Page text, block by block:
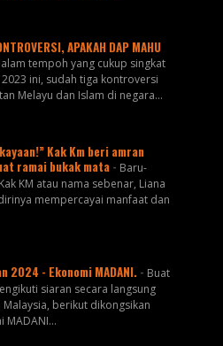
APAKAH DAP MAHU
tempoh yang cukup singkat
ini, sudah tiga kontroversi
Melayu dan Islam di negara...
Kak Km beri amran
ramai bukak mata - Baru-
KM atau nama sebenar, Liana
mempercayai manfaat dan
2024 - Ekonomi MADANI. - Buat
siaran secara langsung
berikut dikongsikan
MADANI...